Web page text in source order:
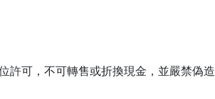
許可，不可轉售或折換現金，並嚴禁